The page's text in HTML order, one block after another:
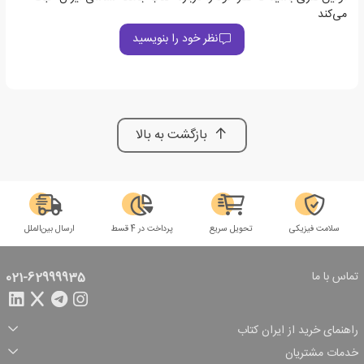
می‌کند
نظر خود را بنویسید
بازگشت به بالا
سلامت فیزیکی تحویل سریع پرداخت در 4 قسط ارسال بین‌الملل
تماس با ما 021-62999935
راهنمای خرید از ایران کتاب
ثبت سفارش
شرایط ارسال سفارش
شیوه پرداخت
تخفیف‌های خرید
خدمات مشتریان